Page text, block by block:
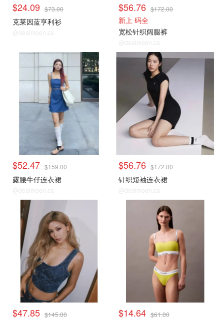
$24.09 $73.00
克莱因蓝亨利衫
@dealmoon.ca
$56.76 $172.00
新上 码全
宽松针织阔腿裤
@dealmoon.ca
$52.47 $159.00
露腰牛仔连衣裙
@dealmoon.ca
$56.76 $172.00
针织短袖连衣裙
@dealmoon.ca
$47.85 $145.00 $14.64 $61.00